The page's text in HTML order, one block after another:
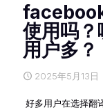
使用吗
用户多？
2025年5月13日
好多用户在选择翻